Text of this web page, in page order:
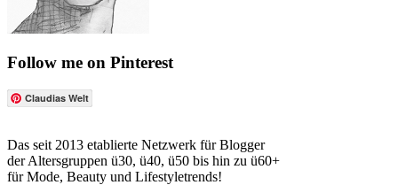
Follow me on Pinterest
Claudias Welt
Das seit 2013 etablierte Netzwerk für Blogger
der Altersgruppen ü30, ü40, ü50 bis hin zu ü60+
für Mode, Beauty und Lifestyletrends!